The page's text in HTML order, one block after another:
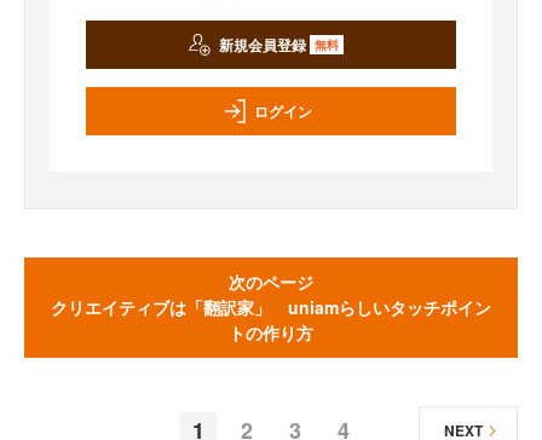
新規会員登録 無料
ログイン
次のページ
クリエイティブは「翻訳家」 uniamらしいタッチポイン
トの作り方
1 2 3 4 NEXT